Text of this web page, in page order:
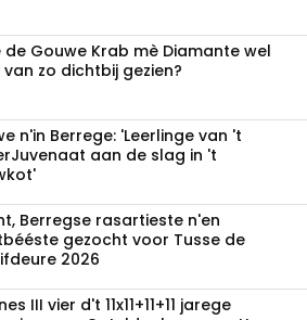
de Gouwe Krab mè Diamante wel
van zo dichtbij gezien?
n'in Berrege: 'Leerlinge van 't
aan de slag in 't
Berregse rasartieste n'en
gezocht voor Tusse de
2026
III vier d't 11x11+11+11 jarege